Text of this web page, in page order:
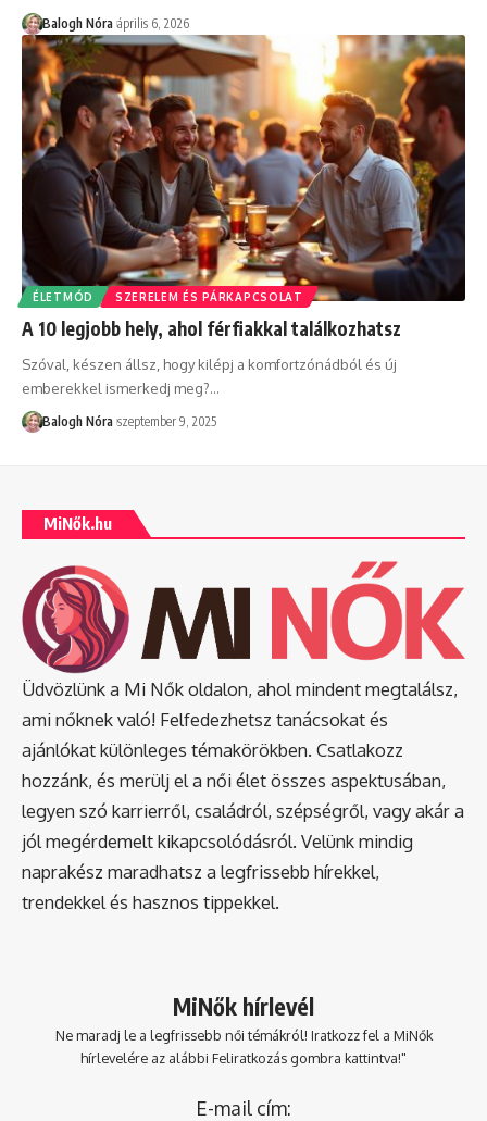
Balogh Nóra április 6, 2026
ÉLETMÓD SZERELEM ÉS PÁRKAPCSOLAT
A 10 legjobb hely, ahol férfiakkal találkozhatsz
Szóval, készen állsz, hogy kilépj a komfortzónádból és új
emberekkel ismerkedj meg?…
Balogh Nóra szeptember 9, 2025
MiNők.hu
Üdvözlünk a Mi Nők oldalon, ahol mindent megtalálsz,
ami nőknek való! Felfedezhetsz tanácsokat és
ajánlókat különleges témakörökben. Csatlakozz
hozzánk, és merülj el a női élet összes aspektusában,
legyen szó karrierről, családról, szépségről, vagy akár a
jól megérdemelt kikapcsolódásról. Velünk mindig
naprakész maradhatsz a legfrissebb hírekkel,
trendekkel és hasznos tippekkel.
MiNők hírlevél
Ne maradj le a legfrissebb női témákról! Iratkozz fel a MiNők
hírlevelére az alábbi Feliratkozás gombra kattintva!"
E-mail cím: